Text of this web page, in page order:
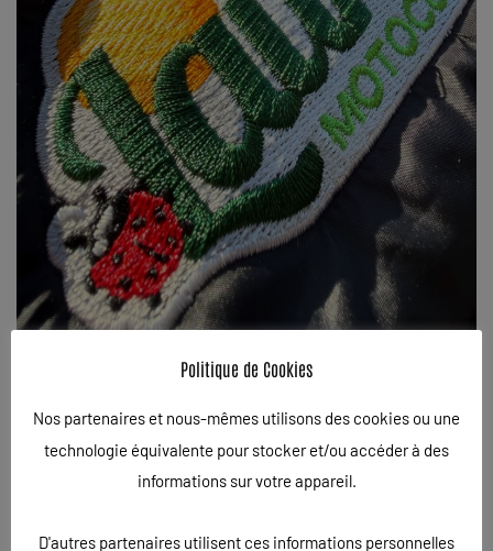
BRODERIE SUR TEXTILE
PERSONNALISÉ
Politique de Cookies
Nos partenaires et nous-mêmes utilisons des cookies ou une
technologie équivalente pour stocker et/ou accéder à des
informations sur votre appareil.
D'autres partenaires utilisent ces informations personnelles